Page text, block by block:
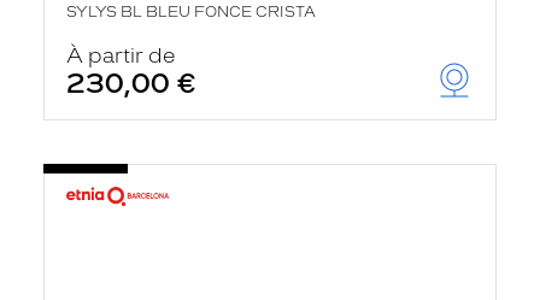
SYLYS BL BLEU FONCE CRISTA
À partir de
230,00 €